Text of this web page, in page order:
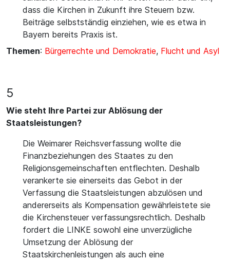
dass die Kirchen in Zukunft ihre Steuern bzw.
Beiträge selbstständig einziehen, wie es etwa in
Bayern bereits Praxis ist.
Themen: Bürgerrechte und Demokratie, Flucht und Asyl
5
Wie steht Ihre Partei zur Ablösung der
Staatsleistungen?
Die Weimarer Reichsverfassung wollte die
Finanzbeziehungen des Staates zu den
Religionsgemeinschaften entflechten. Deshalb
verankerte sie einerseits das Gebot in der
Verfassung die Staatsleistungen abzulösen und
andererseits als Kompensation gewährleistete sie
die Kirchensteuer verfassungsrechtlich. Deshalb
fordert die LINKE sowohl eine unverzügliche
Umsetzung der Ablösung der
Staatskirchenleistungen als auch eine